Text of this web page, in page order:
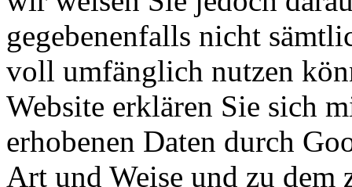
gegebenenfalls nicht
voll umfänglich nutzen
Website erklären Sie sich
erhobenen Daten durch
Art und Weise und zu dem